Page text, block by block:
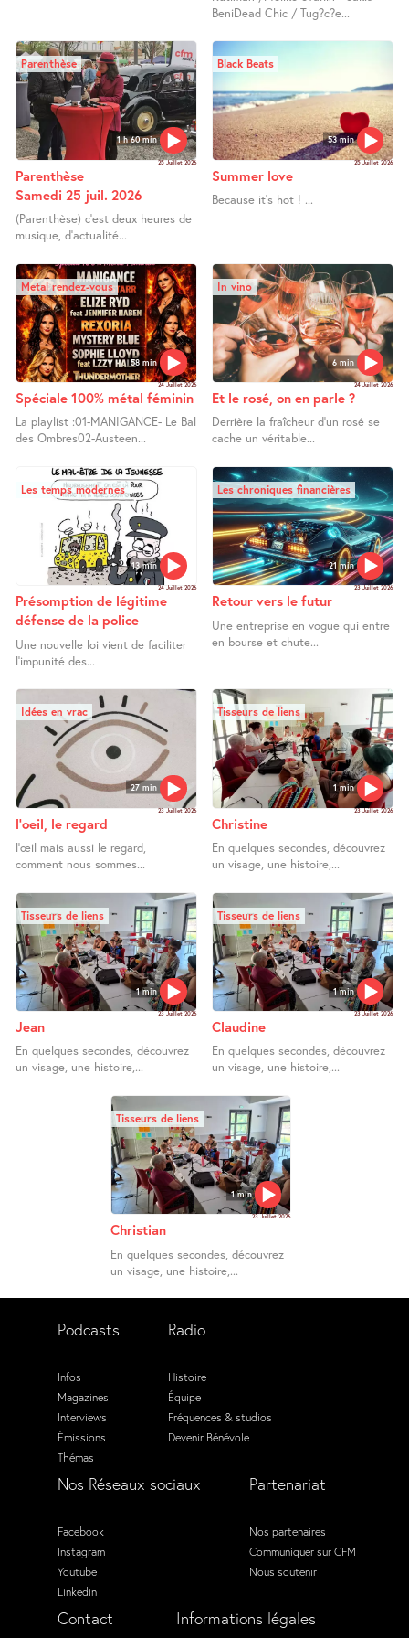
BeniDead Chic / Tug?c?e...
1 h 60 min
Parenthèse
25 Juillet 2026
Parenthèse
Samedi 25 juil. 2026
(Parenthèse) c’est deux heures de
musique, d’actualité...
53 min
Black Beats
25 Juillet 2026
Summer love
Because it’s hot ! ...
58 min
Metal rendez-vous
24 Juillet 2026
Spéciale 100% métal féminin
La playlist :01-MANIGANCE- Le Bal
des Ombres02-Austeen...
6 min
In vino
24 Juillet 2026
Et le rosé, on en parle ?
Derrière la fraîcheur d’un rosé se
cache un véritable...
13 min
Les temps modernes
24 Juillet 2026
Présomption de légitime
défense de la police
Une nouvelle loi vient de faciliter
l’impunité des...
21 min
Les chroniques financières
23 Juillet 2026
Retour vers le futur
Une entreprise en vogue qui entre
en bourse et chute...
27 min
Idées en vrac
23 Juillet 2026
l’oeil, le regard
l’œil mais aussi le regard,
comment nous sommes...
1 min
Tisseurs de liens
23 Juillet 2026
Christine
En quelques secondes, découvrez
un visage, une histoire,...
1 min
Tisseurs de liens
23 Juillet 2026
Jean
En quelques secondes, découvrez
un visage, une histoire,...
1 min
Tisseurs de liens
23 Juillet 2026
Claudine
En quelques secondes, découvrez
un visage, une histoire,...
1 min
Tisseurs de liens
23 Juillet 2026
Christian
En quelques secondes, découvrez
un visage, une histoire,...
Podcasts
Infos
Magazines
Interviews
Émissions
Thémas
Radio
Histoire
Équipe
Fréquences & studios
Devenir Bénévole
Nos Réseaux sociaux
Facebook
Instagram
Youtube
Linkedin
Partenariat
Nos partenaires
Communiquer sur CFM
Nous soutenir
Contact Informations légales